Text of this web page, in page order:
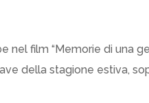
nel film “Memorie di una
della stagione estiva,